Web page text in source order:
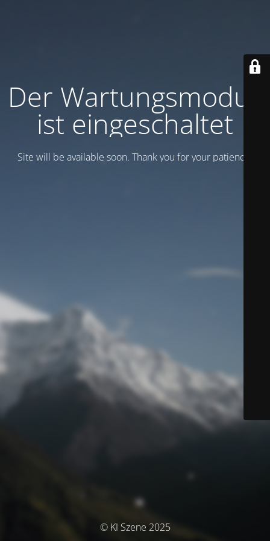
Der Wartungsmodus
ist eingeschaltet
Site will be available soon. Thank you for your patience!
© KI Szene 2025